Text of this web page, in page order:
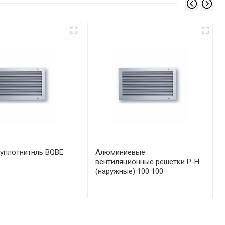
BQBE
Алюминиевые
вентиляционные решетки Р-Н
(наружные) 100 100